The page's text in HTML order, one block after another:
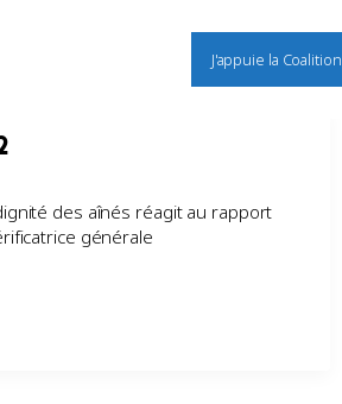
J'appuie la Coalition
des aînés réagit au rapport
générale